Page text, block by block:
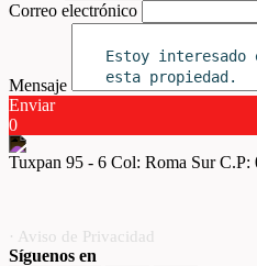
Correo electrónico
Mensaje
Enviar
0
Tuxpan 95 - 6 Col: Roma Sur
· Aviso de Privacidad
Síguenos en